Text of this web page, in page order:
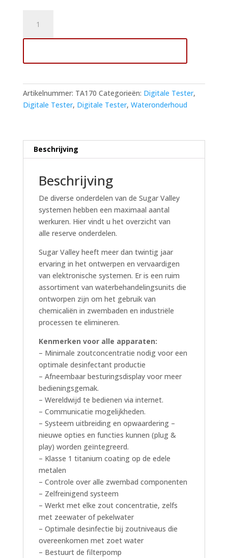
behuizing
63mm
Cel
Sugar
Valley
aantal
Artikelnummer: TA170 Categorieën: Digitale Tester,
Digitale Tester, Digitale Tester, Wateronderhoud
Beschrijving
Beschrijving
De diverse onderdelen van de Sugar Valley
systemen hebben een maximaal aantal
werkuren. Hier vindt u het overzicht van
alle reserve onderdelen.
Sugar Valley heeft meer dan twintig jaar
ervaring in het ontwerpen en vervaardigen
van elektronische systemen. Er is een ruim
assortiment van waterbehandelingsunits die
ontworpen zijn om het gebruik van
chemicaliën in zwembaden en industriële
processen te elimineren.
Kenmerken voor alle apparaten:
– Minimale zoutconcentratie nodig voor een
optimale desinfectant productie
– Afneembaar besturingsdisplay voor meer
bedieningsgemak.
– Wereldwijd te bedienen via internet.
– Communicatie mogelijkheden.
– Systeem uitbreiding en opwaardering –
nieuwe opties en functies kunnen (plug &
play) worden geïntegreerd.
– Klasse 1 titanium coating op de edele
metalen
– Controle over alle zwembad componenten
– Zelfreinigend systeem
– Werkt met elke zout concentratie, zelfs
met zeewater of pekelwater
– Optimale desinfectie bij zoutniveaus die
overeenkomen met zoet water
– Bestuurt de filterpomp